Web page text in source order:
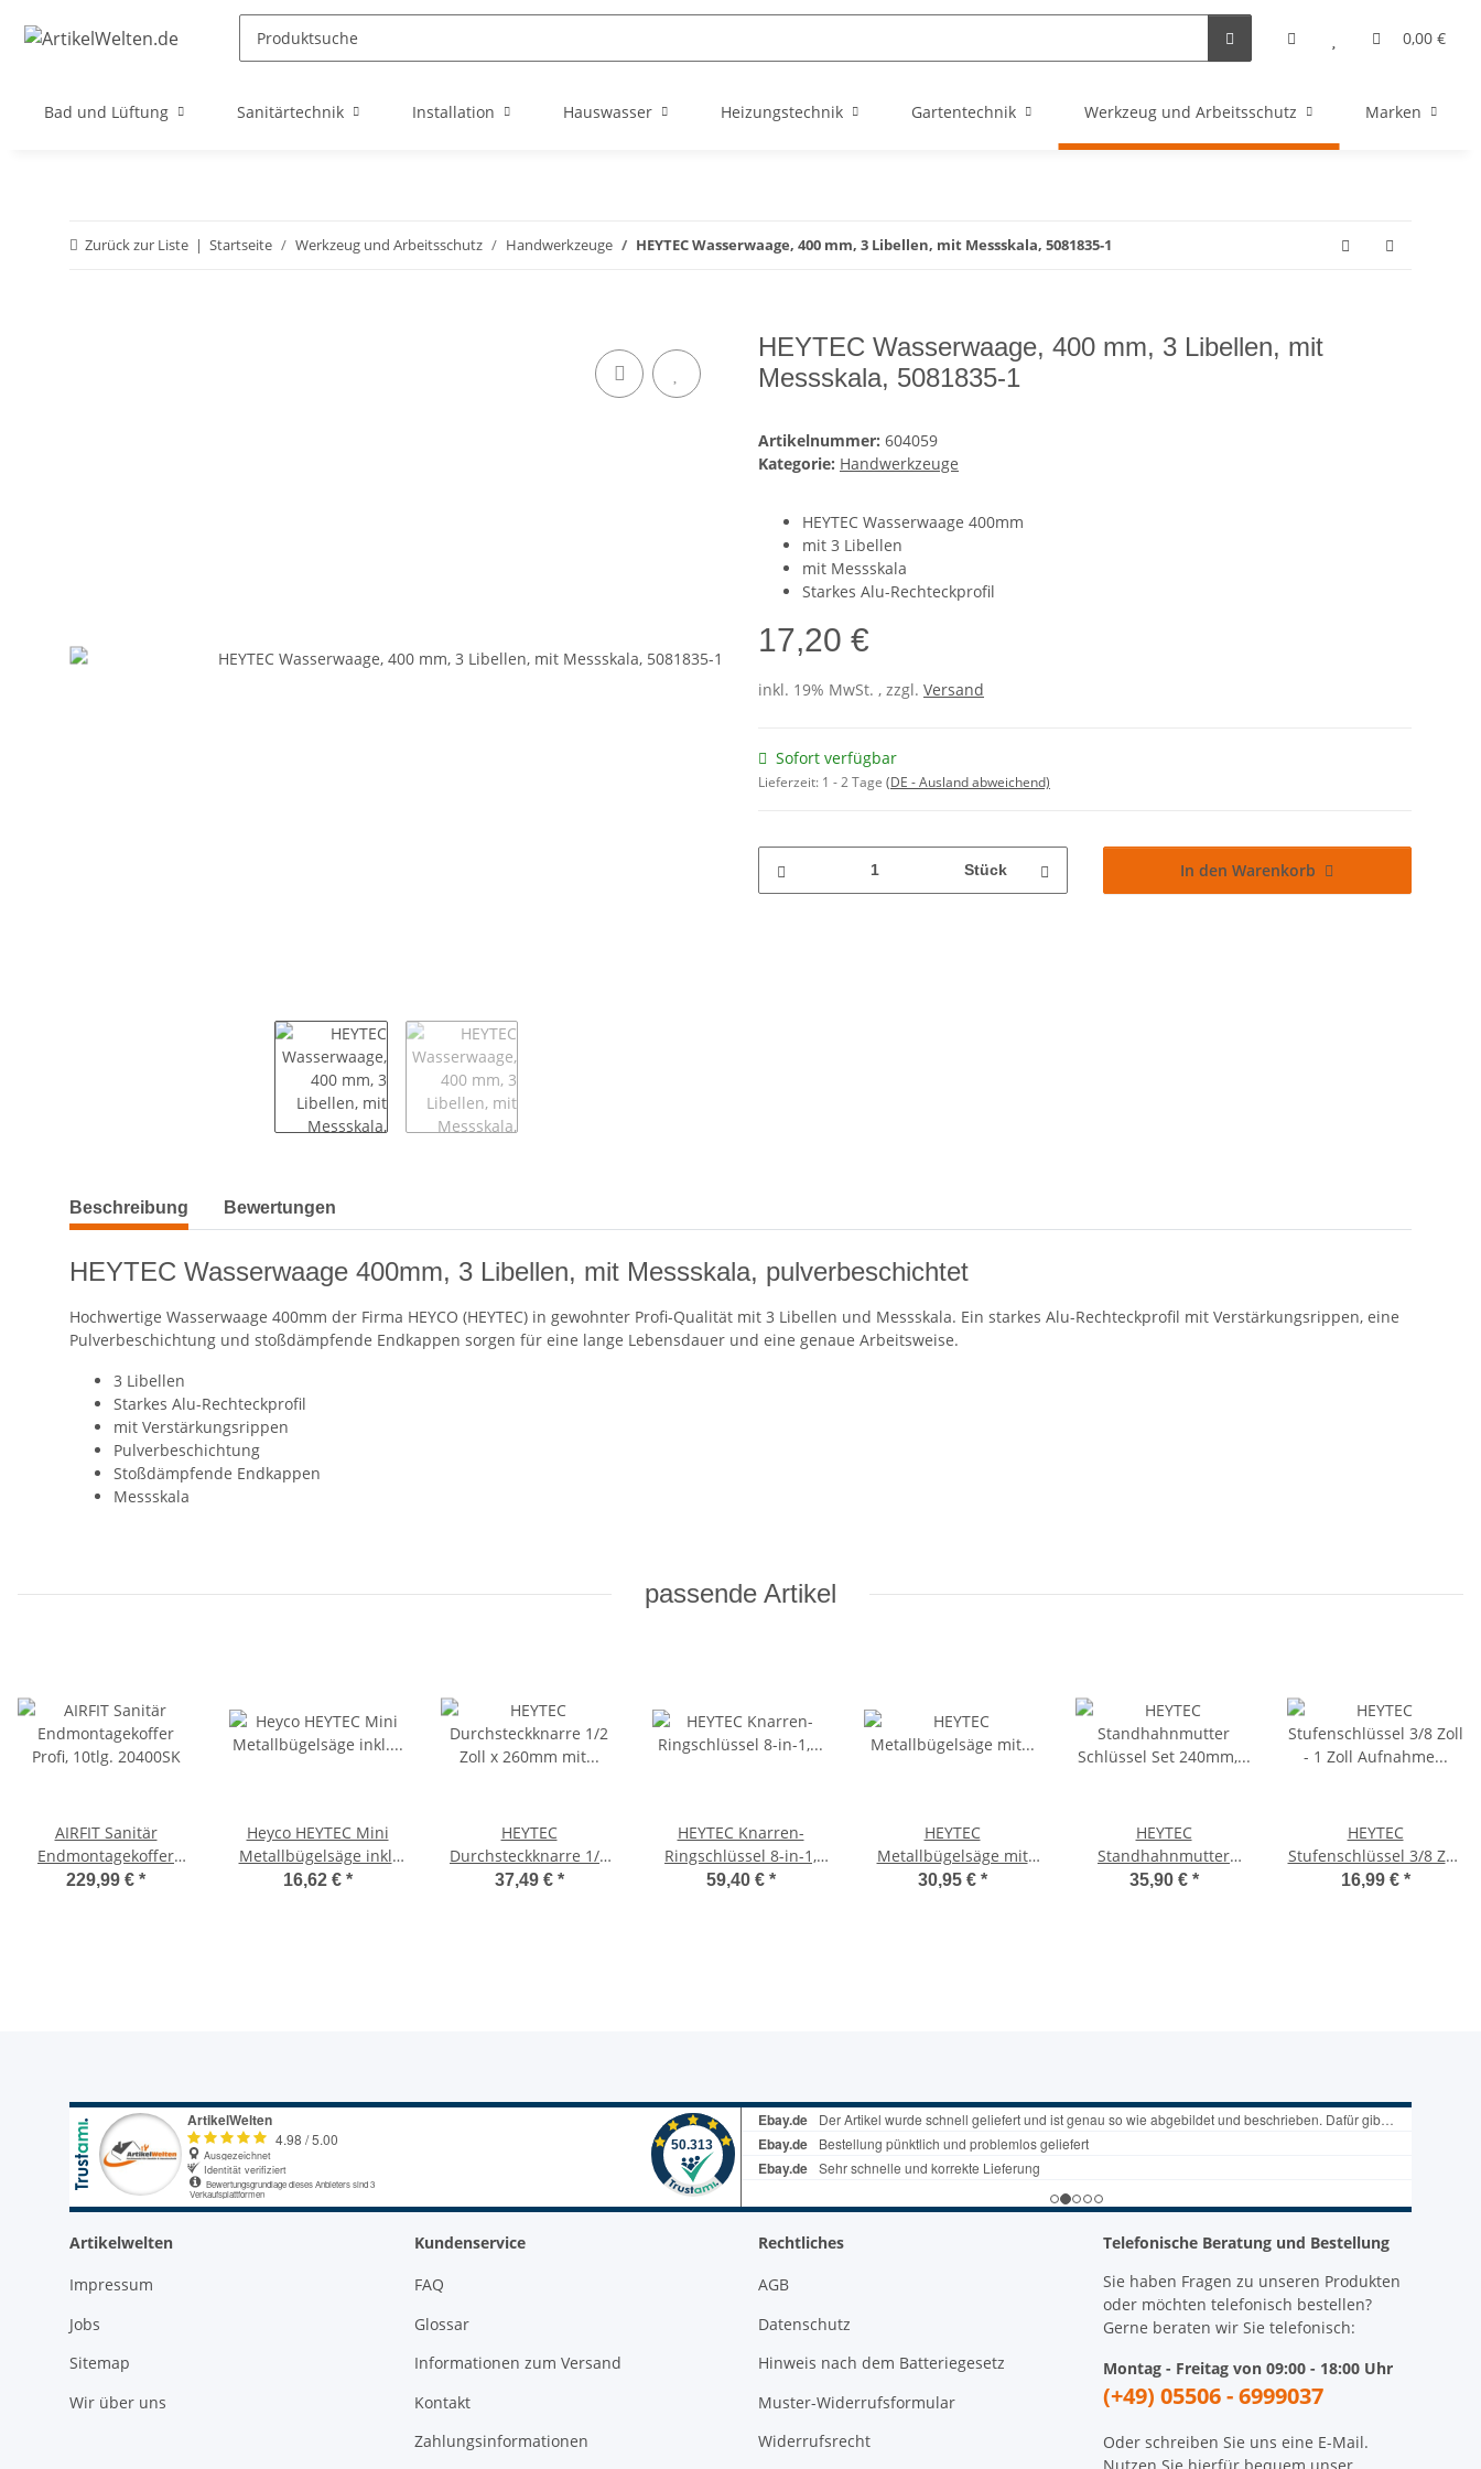
0,00 €
Bad und Lüftung Sanitärtechnik Installation Hauswasser Heizungstechnik Gartentechnik Werkzeug und Arbeitsschutz Marken
Zurück zur Liste Startseite Werkzeug und Arbeitsschutz Handwerkzeuge HEYTEC Wasserwaage, 400 mm, 3 Libellen, mit Messskala, 5081835-1
HEYTEC Wasserwaage, 400 mm, 3 Libellen, mit
Messskala, 5081835-1
Artikelnummer: 604059
Kategorie: Handwerkzeuge
HEYTEC Wasserwaage 400mm
mit 3 Libellen
mit Messskala
Starkes Alu-Rechteckprofil
17,20 €
inkl. 19% MwSt. , zzgl. Versand
Sofort verfügbar
Lieferzeit: 1 - 2 Tage (DE - Ausland abweichend)
Stück In den Warenkorb
weitere Registerkarten anzeigen
Beschreibung Bewertungen
HEYTEC Wasserwaage 400mm, 3 Libellen, mit Messskala, pulverbeschichtet
Hochwertige Wasserwaage 400mm der Firma HEYCO (HEYTEC) in gewohnter Profi-Qualität mit 3 Libellen und Messskala. Ein starkes Alu-Rechteckprofil mit Verstärkungsrippen, eine
Pulverbeschichtung und stoßdämpfende Endkappen sorgen für eine lange Lebensdauer und eine genaue Arbeitsweise.
3 Libellen
Starkes Alu-Rechteckprofil
mit Verstärkungsrippen
Pulverbeschichtung
Stoßdämpfende Endkappen
Messskala
passende Artikel
AIRFIT Sanitär
Endmontagekoffer
Profi, 10tlg. 20400SK
229,99 € *
Heyco HEYTEC Mini
Metallbügelsäge inkl.
Sägeblätter für
16,62 € *
HEYTEC
Durchsteckknarre 1/2
Zoll x 260mm mit
37,49 € *
HEYTEC Knarren-
Ringschlüssel 8-in-1,
Schlüsselweiten 10er
59,40 € *
HEYTEC
Metallbügelsäge mit
Schnellspannvorrichtung
30,95 € *
HEYTEC
Standhahnmutter
Schlüssel Set 240mm,
35,90 € *
HEYTEC
Stufenschlüssel 3/8 Zoll
- 1 Zoll Aufnahme 1/2
16,99 € *
Artikelwelten
Impressum
Jobs
Sitemap
Wir über uns
Kundenservice
FAQ
Glossar
Informationen zum Versand
Kontakt
Zahlungsinformationen
Rechtliches
AGB
Datenschutz
Hinweis nach dem Batteriegesetz
Muster-Widerrufsformular
Widerrufsrecht
Telefonische Beratung und Bestellung
Sie haben Fragen zu unseren Produkten
oder möchten telefonisch bestellen?
Gerne beraten wir Sie telefonisch:
Montag - Freitag von 09:00 - 18:00 Uhr
(+49) 05506 - 6999037
Oder schreiben Sie uns eine E-Mail.